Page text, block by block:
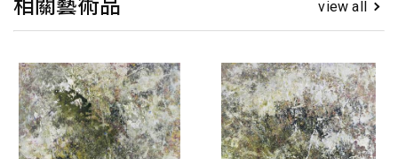
相關藝術品 view all